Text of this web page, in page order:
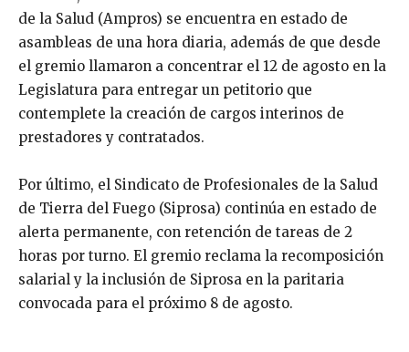
de la Salud (Ampros) se encuentra en estado de
asambleas de una hora diaria, además de que desde
el gremio llamaron a concentrar el 12 de agosto en la
Legislatura para entregar un petitorio que
contemplete la creación de cargos interinos de
prestadores y contratados.
Por último, el Sindicato de Profesionales de la Salud
de Tierra del Fuego (Siprosa) continúa en estado de
alerta permanente, con retención de tareas de 2
horas por turno. El gremio reclama la recomposición
salarial y la inclusión de Siprosa en la paritaria
convocada para el próximo 8 de agosto.